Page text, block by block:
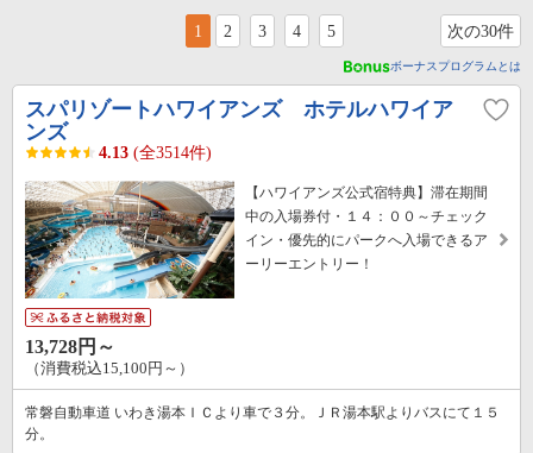
1 2 3 4 5 次の30件
ボーナスプログラムとは
スパリゾートハワイアンズ ホテルハワイア
ンズ
4.13 (全3514件)
【ハワイアンズ公式宿特典】滞在期間
中の入場券付・１４：００～チェック
イン・優先的にパークへ入場できるア
ーリーエントリー！
13,728円～
（消費税込15,100円～）
常磐自動車道 いわき湯本ＩＣより車で３分。ＪＲ湯本駅よりバスにて１５
分。